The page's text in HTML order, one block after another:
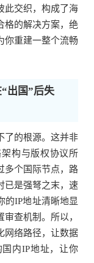
此交织，构成了海
格的解决方案，绝
你重建一整个流畅
出国”后失
了的根源。这并非
构与版权协议所
多个国际节点，路
已是强弩之末，速
的IP地址清晰地显
查机制。所以，
网络路径，让数据
内IP地址，让你